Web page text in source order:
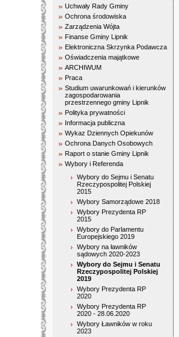
Uchwały Rady Gminy
Ochrona środowiska
Zarządzenia Wójta
Finanse Gminy Lipnik
Elektroniczna Skrzynka Podawcza
Oświadczenia majątkowe
ARCHIWUM
Praca
Studium uwarunkowań i kierunków
zagospodarowania
przestrzennego gminy Lipnik
Polityka prywatności
Informacja publiczna
Wykaz Dziennych Opiekunów
Ochrona Danych Osobowych
Raport o stanie Gminy Lipnik
Wybory i Referenda
Wybory do Sejmu i Senatu
Rzeczypospolitej Polskiej
2015
Wybory Samorządowe 2018
Wybory Prezydenta RP
2015
Wybory do Parlamentu
Europejskiego 2019
Wybory na ławników
sądowych 2020-2023
Wybory do Sejmu i Senatu
Rzeczypospolitej Polskiej
2019
Wybory Prezydenta RP
2020
Wybory Prezydenta RP
2020 - 28.06.2020
Wybory Ławników w roku
2023